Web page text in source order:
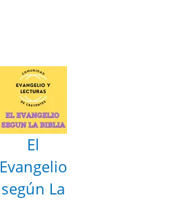
El
Evangelio
según La